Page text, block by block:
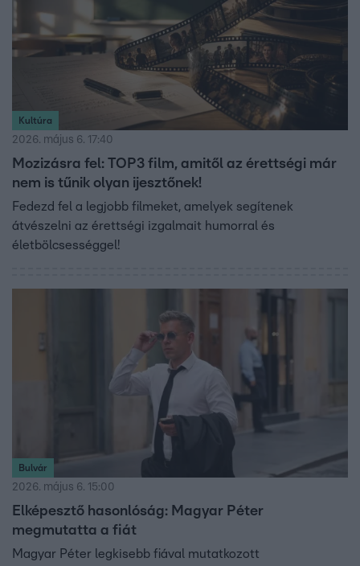
Kultúra
2026. május 6. 17:40
Mozizásra fel: TOP3 film, amitől az érettségi már
nem is tűnik olyan ijesztőnek!
Fedezd fel a legjobb filmeket, amelyek segítenek
átvészelni az érettségi izgalmait humorral és
életbölcsességgel!
Bulvár
2026. május 6. 15:00
Elképesztő hasonlóság: Magyar Péter
megmutatta a fiát
Magyar Péter legkisebb fiával mutatkozott